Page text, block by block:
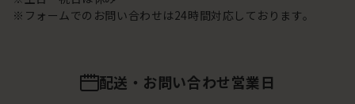
※フォームでのお問い合わせは24時間対応しております。
配送・お問い合わせ営業日